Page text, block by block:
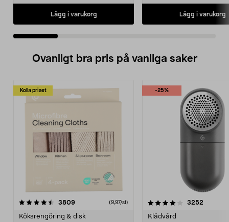
Lägg i varukorg Lägg i varukorg
Ovanligt bra pris på vanliga saker
Kolla priset
3809recensioner (9,97/st)
Köksrengöring & disk
-25%
4.0av 5 stjärnor 3252
Klädvård
4.5av 5 stjärnor